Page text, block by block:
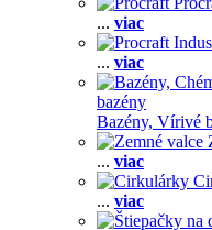
... viac
... viac
bazény
Bazény, Vírivé
... viac
... viac